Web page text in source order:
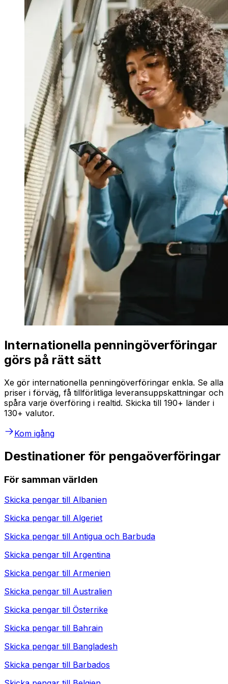
Internationella penningöverföringar
görs på rätt sätt
Xe gör internationella penningöverföringar enkla. Se alla
priser i förväg, få tillförlitliga leveransuppskattningar och
spåra varje överföring i realtid. Skicka till 190+ länder i
130+ valutor.
Kom igång
Destinationer för pengaöverföringar
För samman världen
Skicka pengar till Albanien
Skicka pengar till Algeriet
Skicka pengar till Antigua och Barbuda
Skicka pengar till Argentina
Skicka pengar till Armenien
Skicka pengar till Australien
Skicka pengar till Österrike
Skicka pengar till Bahrain
Skicka pengar till Bangladesh
Skicka pengar till Barbados